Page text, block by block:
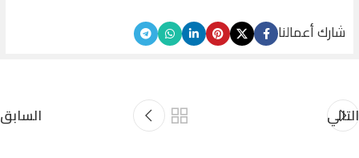
شارك أعمالنا
التالي السابق